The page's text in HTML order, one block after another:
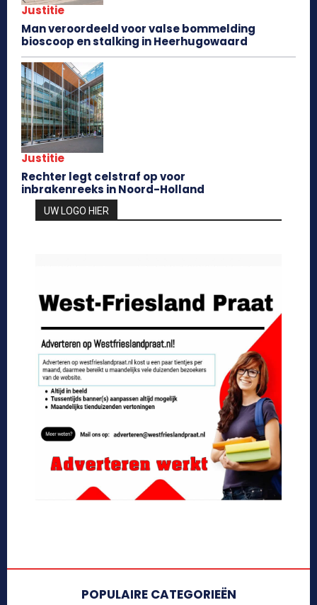
Justitie
Man veroordeeld voor valse bommelding
bioscoop en stalking in Heerhugowaard
Justitie
Rechter legt celstraf op voor
inbrakenreeks in Noord-Holland
UW LOGO HIER
POPULAIRE CATEGORIEËN